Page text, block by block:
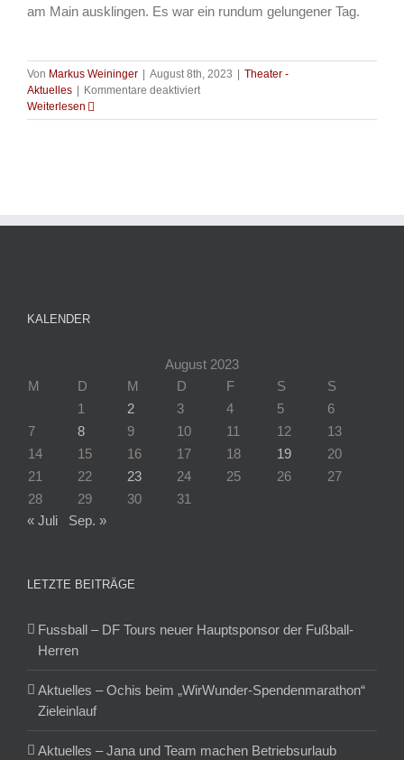
am Main ausklingen. Es war ein rundum gelungener Tag.
Von Markus Weininger August 8th, 2023
Theater -
Aktuelles
Kommentare deaktiviertfür
–
Weiterlesen
KALENDER
August 2023
M
D M D F S
S
1
2 3 4 5
6
7
8 9 10 11 12
13
14
15 16 17 18 19
20
21
22 23 24 25 26
27
28
29 30
31
« Juli
Sep. »
LETZTE BEITRÄGE
Fussball – DF Tours neuer Hauptsponsor der Fußball-
Herren
Aktuelles – Ochis beim „WirWunder-Spendenmarathon“
Zieleinlauf
Aktuelles – Jana und Team machen Betriebsurlaub